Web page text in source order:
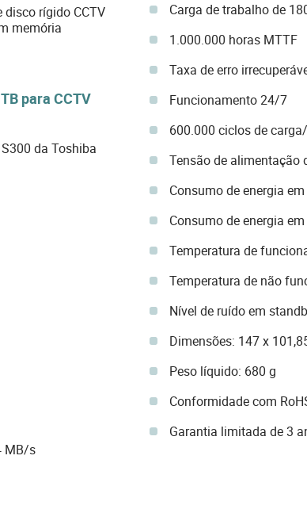
disco rígido CCTV
memória
para CCTV
da Toshiba
MB/s
Carga de trabalho de
1.000.000 horas MTTF
Taxa de erro
Funcionamento 24/7
600.000 ciclos de
Tensão de alimentação
Consumo de energia
Consumo de energia
Temperatura de
Temperatura de não
Nível de ruído em
Dimensões: 147 x
Peso líquido: 680 g
Conformidade com
Garantia limitada de 3